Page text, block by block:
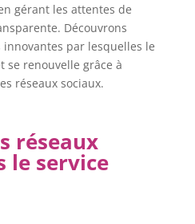
gérant les attentes de
Découvrons
par lesquelles le
se renouvelle grâce à
réseaux sociaux.
réseaux
le service